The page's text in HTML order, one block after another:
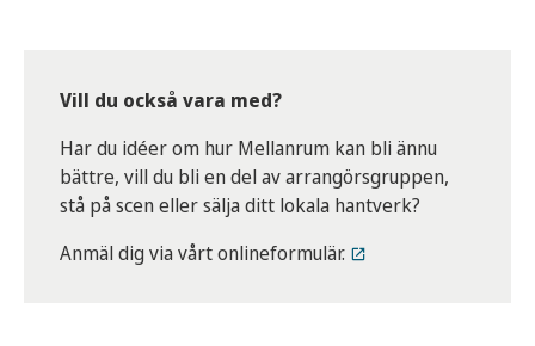
Vill du också vara med?
Har du idéer om hur Mellanrum kan bli ännu
bättre, vill du bli en del av arrangörsgruppen,
stå på scen eller sälja ditt lokala hantverk?
Anmäl dig via vårt onlineformulär.